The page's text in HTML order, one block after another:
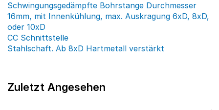
Schwingungsgedämpfte Bohrstange Durchmesser
16mm, mit Innenkühlung, max. Auskragung 6xD, 8xD,
oder 10xD
CC Schnittstelle
Stahlschaft. Ab 8xD Hartmetall verstärkt
Zuletzt Angesehen